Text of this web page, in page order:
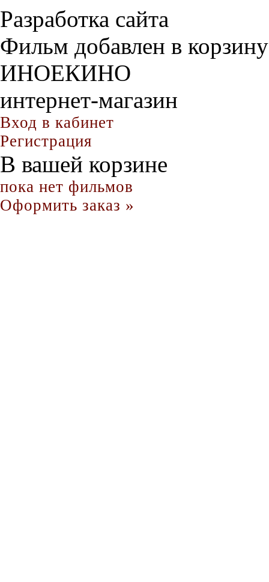
Разработка сайта
Фильм добавлен в корзину
ИНОЕКИНО
интернет-магазин
Вход в кабинет
Регистрация
В вашей корзине
пока нет фильмов
Оформить заказ »